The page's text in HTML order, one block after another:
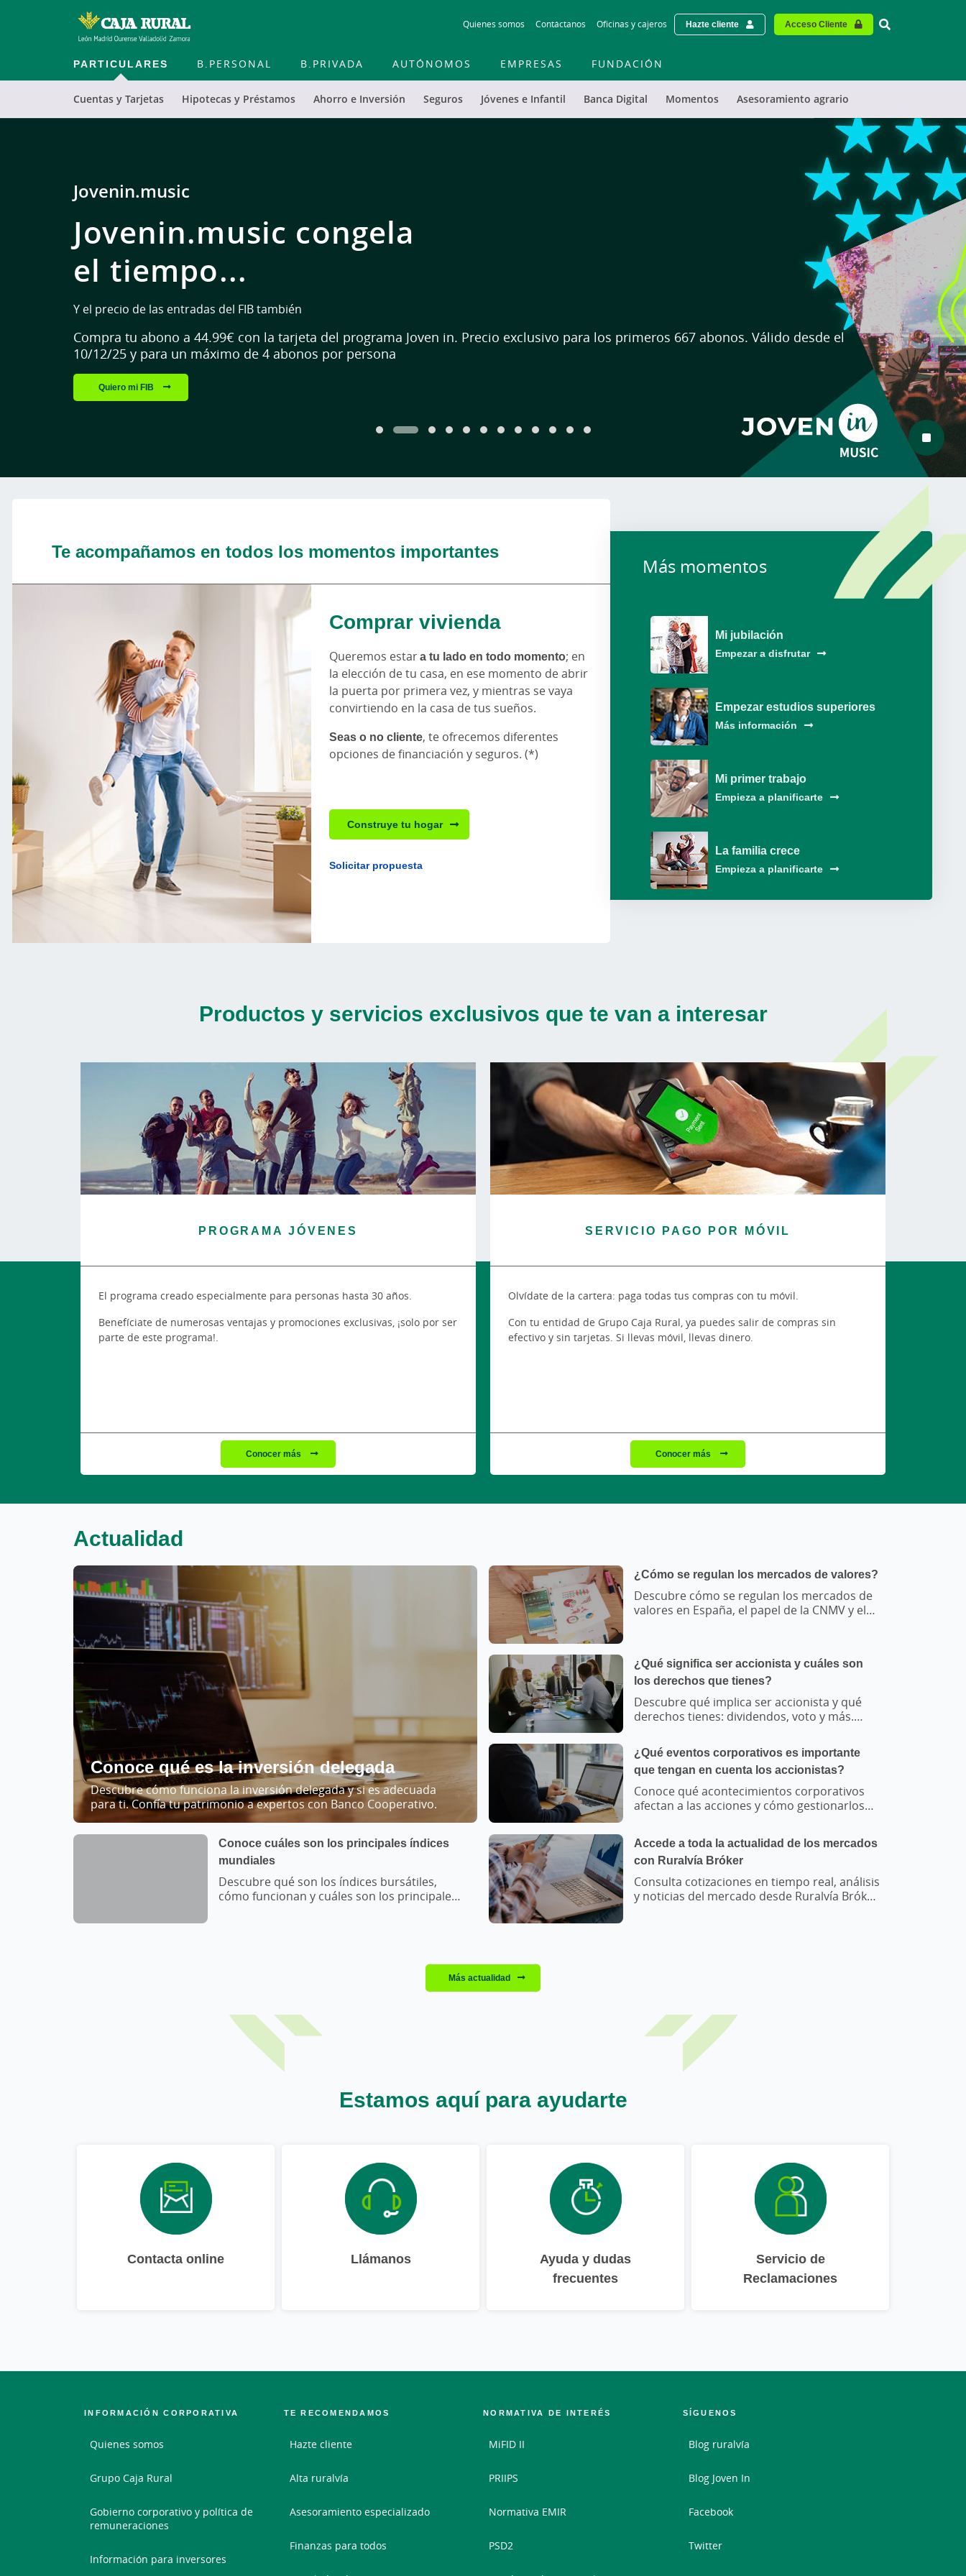
Quienes somos Contáctanos Oficinas y cajeros Hazte cliente Acceso Cliente Vinculo -
PARTICULARES
Cuentas y Tarjetas Hipotecas y Préstamos Ahorro e Inversión Seguros Jóvenes e Infantil Banca Digital Momentos Asesoramiento agrario
B.PERSONAL B.PRIVADA AUTÓNOMOS EMPRESAS FUNDACIÓN
PLAN AUTÓNOMOS
Solo un Fuera de Serie
es capaz de...
Levantarse a las 6. Enviar facturas. Hacer transferencias.
Revisar pagos. Y tratar a decenas de clientes diariamente.
Por eso, en Caja Rural tenemos una serie de productos y servicios exclusivos para ti.
Descúblelo
Te acompañamos en todos los momentos importantes
Comprar vivienda
Queremos estara tu lado en todo momento; en
la elección de tu casa, en ese momento de abrir
la puerta por primera vez, y mientras se vaya
convirtiendo en la casa de tus sueños.
Seas o no cliente, te ofrecemos diferentes
opciones de financiación y seguros. (*)
Construye tu hogar
Solicitar propuesta
Más momentos
Mi jubilación
Empezar a disfrutar
Empezar estudios superiores
Más información
Mi primer trabajo
Empieza a planificarte
La familia crece
Empieza a planificarte
Productos y servicios exclusivos que te van a interesar
PROGRAMA JÓVENES
El programa creado especialmente para personas hasta 30 años.
Benefíciate de numerosas ventajas y promociones exclusivas, ¡solo por ser
parte de este programa!.
Conocer más
SERVICIO PAGO POR MÓVIL
Olvídate de la cartera: paga todas tus compras con tu móvil.
Con tu entidad de Grupo Caja Rural, ya puedes salir de compras sin
efectivo y sin tarjetas. Si llevas móvil, llevas dinero.
Conocer más
Actualidad
Este bloque de noticias sigue el siguiente orden de lectura: primero la noticia destacada principal, luego las noticias de la columna derecha de arriba a abajo,
Conoce qué es la inversión delegada
Descubre cómo funciona la inversión delegada y si es adecuada
para ti. Confía tu patrimonio a expertos con Banco Cooperativo.
¿Cómo se regulan los mercados de valores?
Descubre cómo se regulan los mercados de
valores en España, el papel de la CNMV y el
¿Qué significa ser accionista y cuáles son
los derechos que tienes?
Descubre qué implica ser accionista y qué
derechos tienes: dividendos, voto y más.
¿Qué eventos corporativos es importante
que tengan en cuenta los accionistas?
Conoce qué acontecimientos corporativos
afectan a las acciones y cómo gestionarlos
Conoce cuáles son los principales índices
mundiales
Descubre qué son los índices bursátiles,
cómo funcionan y cuáles son los principales
Accede a toda la actualidad de los mercados
con Ruralvía Bróker
Consulta cotizaciones en tiempo real, análisis
y noticias del mercado desde Ruralvía Bróker.
Más actualidad
Estamos aquí para ayudarte
Contacta online Llámanos
Ayuda y dudas
frecuentes
Servicio de
Reclamaciones
INFORMACIÓN CORPORATIVA
Quienes somos
Grupo Caja Rural
Gobierno corporativo y política de
remuneraciones
Información para inversores
TE RECOMENDAMOS
Hazte cliente
Alta ruralvía
Asesoramiento especializado
Finanzas para todos
NORMATIVA DE INTERÉS
MiFID II
PRIIPS
Normativa EMIR
PSD2
SÍGUENOS
Blog ruralvía
Blog Joven In
Facebook
Twitter